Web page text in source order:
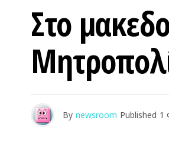
Στο
By newsroom Published 1